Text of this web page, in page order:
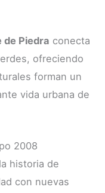
de Piedra conecta
ofreciendo
forman un
vida urbana de
2008
historia de
con nuevas